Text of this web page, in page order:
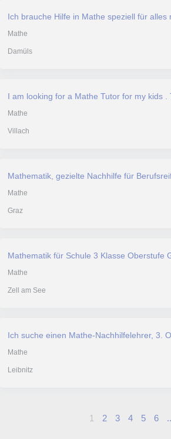
Ich brauche Hilfe in Mathe speziell für alles
Mathe
Damüls
Mathe
Villach
Mathe
Graz
Mathematik für Schule 3 Klasse Oberstufe
Mathe
Zell am See
Ich suche einen Mathe-Nachhilfelehrer, 3.
Mathe
Leibnitz
1 2 3 4 5 6